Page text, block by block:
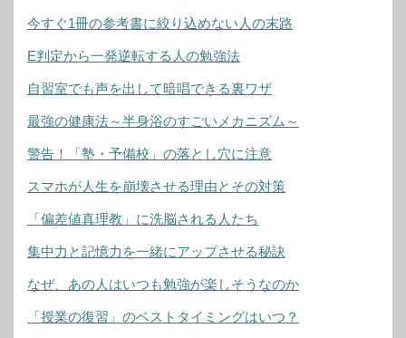
今すぐ1冊の参考書に絞り込めない人の末路
E判定から一発逆転する人の勉強法
自習室でも声を出して暗唱できる裏ワザ
最強の健康法～半身浴のすごいメカニズム～
警告！「塾・予備校」の落とし穴に注意
スマホが人生を崩壊させる理由とその対策
「偏差値真理教」に洗脳される人たち
集中力と記憶力を一緒にアップさせる秘訣
なぜ、あの人はいつも勉強が楽しそうなのか
「授業の復習」のベストタイミングはいつ？